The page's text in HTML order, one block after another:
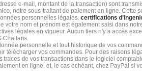
e-mail, montant de la transaction) sont
notre sous-traitant de paiement en ligne. Cette
personnelles légales. certifications
votre nom et prénom est également saisi dans
légales en vigueur. Aucun tiers n'y a accès
Challans.
personnelle et tout historique de vos
télécharger vos commandes. Pour des raisons
traces de vos transactions dans le logiciel
en ligne, et, le cas échéant, chez PayPal si